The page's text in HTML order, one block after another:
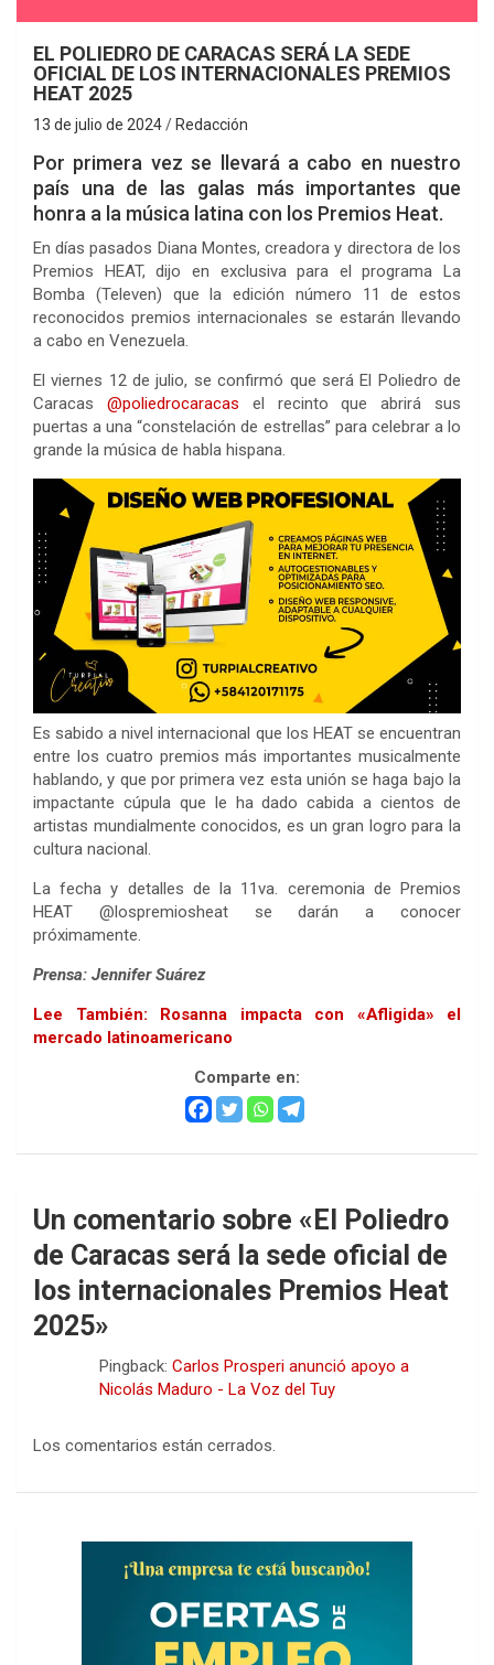
EL POLIEDRO DE CARACAS SERÁ LA SEDE
OFICIAL DE LOS INTERNACIONALES PREMIOS
HEAT 2025
13 de julio de 2024 Redacción
Por primera vez se llevará a cabo en nuestro
país una de las galas más importantes que
honra a la música latina con los Premios Heat.
En días pasados Diana Montes, creadora y directora de los
Premios HEAT, dijo en exclusiva para el programa La
Bomba (Televen) que la edición número 11 de estos
reconocidos premios internacionales se estarán llevando
a cabo en Venezuela.
El viernes 12 de julio, se confirmó que será El Poliedro de
Caracas @poliedrocaracas el recinto que abrirá sus
puertas a una “constelación de estrellas” para celebrar a lo
grande la música de habla hispana.
Es sabido a nivel internacional que los HEAT se encuentran
entre los cuatro premios más importantes musicalmente
hablando, y que por primera vez esta unión se haga bajo la
impactante cúpula que le ha dado cabida a cientos de
artistas mundialmente conocidos, es un gran logro para la
cultura nacional.
La fecha y detalles de la 11va. ceremonia de Premios
HEAT @lospremiosheat se darán a conocer
próximamente.
Prensa: Jennifer Suárez
Lee También: Rosanna impacta con «Afligida» el
mercado latinoamericano
Comparte en:
Un comentario sobre « El Poliedro
de Caracas será la sede oficial de
los internacionales Premios Heat
2025»
Pingback: Carlos Prosperi anunció apoyo a
Nicolás Maduro - La Voz del Tuy
Los comentarios están cerrados.